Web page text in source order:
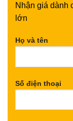
Nhận giá dành
lớn
Họ và tên
Số điện thoại